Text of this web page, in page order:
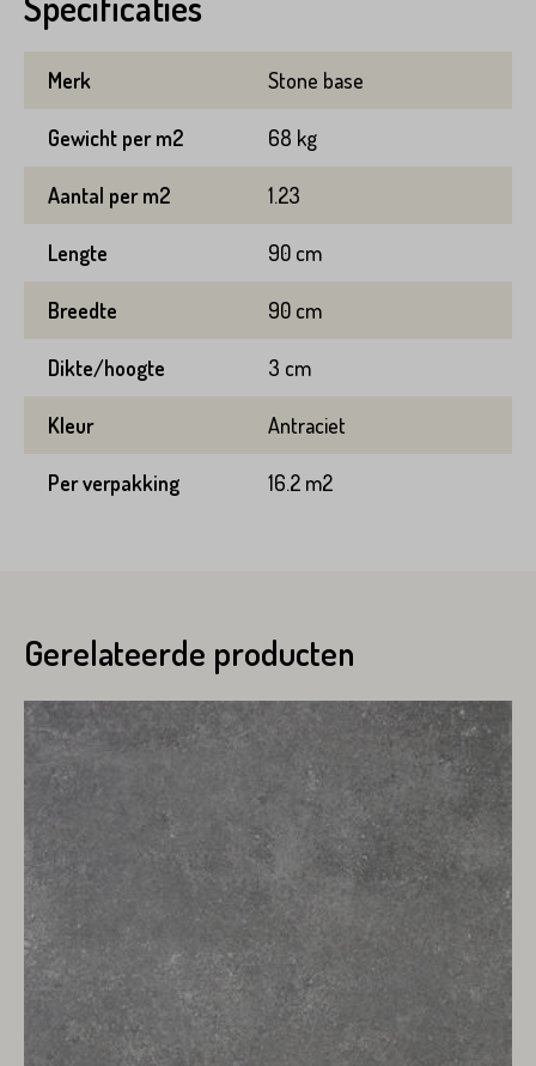
Merk Stone base
Gewicht per m2 68 kg
Aantal per m2 1.23
Lengte 90 cm
Breedte 90 cm
Dikte/hoogte 3 cm
Kleur Antraciet
Per verpakking 16.2 m2
Gerelateerde producten
Variant*
Hoeveelm2 heeft u nodig?*
Voornaam*